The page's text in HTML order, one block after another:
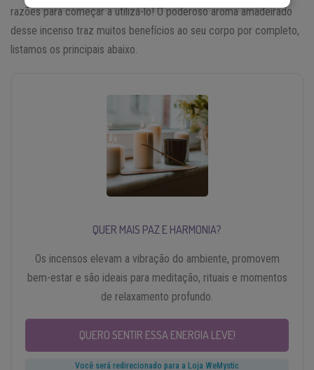
razões para começar a utilizá-lo! O poderoso aroma amadeirado
desse incenso traz muitos benefícios ao seu corpo por completo,
listamos os principais abaixo.
QUER MAIS PAZ E HARMONIA?
Os incensos elevam a vibração do ambiente, promovem
bem-estar e são ideais para meditação, rituais e momentos
de relaxamento profundo.
QUERO SENTIR ESSA ENERGIA LEVE!
Você será redirecionado para a Loja WeMystic